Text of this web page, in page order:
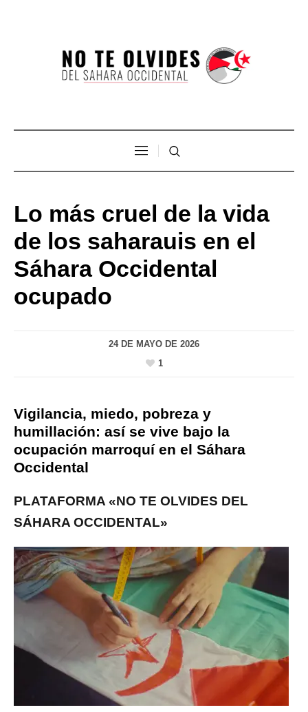
Lo más cruel de la vida
de los saharauis en el
Sáhara Occidental
ocupado
24 DE MAYO DE 2026
1
Vigilancia, miedo, pobreza y
humillación: así se vive bajo la
ocupación marroquí en el Sáhara
Occidental
PLATAFORMA «NO TE OLVIDES DEL
SÁHARA OCCIDENTAL»